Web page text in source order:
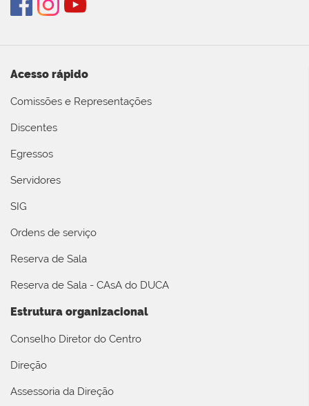
Acesso rápido
Comissões e Representações
Discentes
Egressos
Servidores
SIG
Ordens de serviço
Reserva de Sala
Reserva de Sala - CAsA do DUCA
Estrutura organizacional
Conselho Diretor do Centro
Direção
Assessoria da Direção